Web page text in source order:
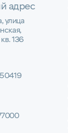
адрес
улица
136